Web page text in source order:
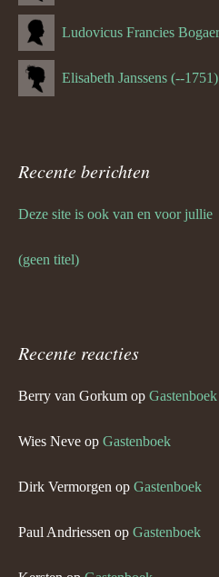
Elisabeth Janssens (--1751)
Recente berichten
Deze site is ook van en voor jullie
(geen titel)
Recente reacties
Berry van Gorkum op Gastenboek
Wies Neve op Gastenboek
Dirk Vermorgen op Gastenboek
Paul Andriessen op Gastenboek